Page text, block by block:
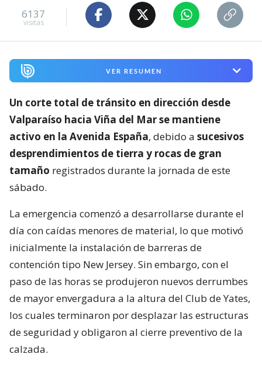
6137
visitas
VER RESUMEN
Un corte total de tránsito en dirección desde
Valparaíso hacia Viña del Mar se mantiene
activo en la Avenida España, debido a sucesivos
desprendimientos de tierra y rocas de gran
tamaño registrados durante la jornada de este
sábado.
La emergencia comenzó a desarrollarse durante el
día con caídas menores de material, lo que motivó
inicialmente la instalación de barreras de
contención tipo New Jersey. Sin embargo, con el
paso de las horas se produjeron nuevos derrumbes
de mayor envergadura a la altura del Club de Yates,
los cuales terminaron por desplazar las estructuras
de seguridad y obligaron al cierre preventivo de la
calzada.